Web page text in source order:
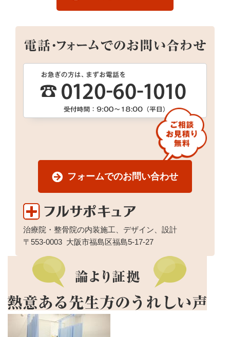
フォームでのお問い合わせ
治療院・整骨院の内装施工、デザイン、設計
〒553-0003 大阪市福島区福島5-17-27